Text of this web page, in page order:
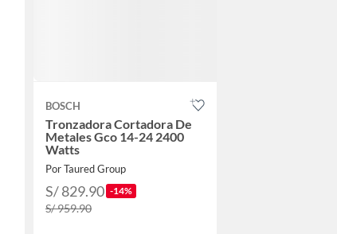
BOSCH
Tronzadora Cortadora De
Metales Gco 14-24 2400
Watts
Por Taured Group
S/ 829.90 -14%
S/ 959.90